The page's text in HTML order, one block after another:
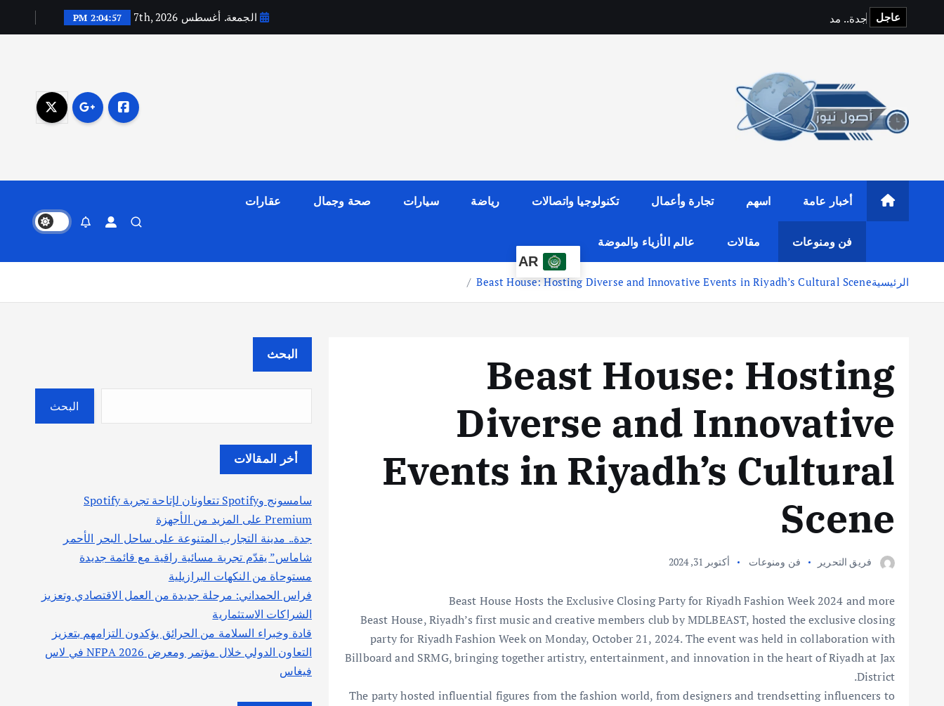
ى
عاجل جدة.
. مد الجمعة. أغسطس 7th, 2026 2:04:57 PM
أخبار عامة اسهم تجارة وأعمال تكنولوجيا واتصالات رياضة سيارات صحة وجمال عقارات
فن ومنوعات مقالات
عالم الأزياء والموضة
AR
الرئيسيةBeast House: Hosting Diverse and Innovative Events in Riyadh’s Cultural Scene
Beast House: Hosting
Diverse and Innovative
Events in Riyadh’s Cultural
Scene
فريق التحرير فن ومنوعات أكتوبر 31, 2024
Beast House Hosts the Exclusive Closing Party for Riyadh Fashion Week 2024 and more
Beast House, Riyadh’s first music and creative members club by MDLBEAST, hosted the exclusive closing
party for Riyadh Fashion Week on Monday, October 21, 2024. The event was held in collaboration with
Billboard and SRMG, bringing together artistry, entertainment, and innovation in the heart of Riyadh at Jax
District.
The party hosted influential figures from the fashion world, from designers and trendsetting influencers to
البحث
البحث
أخر المقالات
سامسونج وSpotify تتعاونان لإتاحة تجربة Spotify
Premium على المزيد من الأجهزة
جدة.. مدينة التجارب المتنوعة على ساحل البحر الأحمر
شاماس” يقدّم تجربة مسائية راقية مع قائمة جديدة
مستوحاة من النكهات البرازيلية
فراس الحمداني: مرحلة جديدة من العمل الاقتصادي وتعزيز
الشراكات الاستثمارية
قادة وخبراء السلامة من الحرائق يؤكدون التزامهم بتعزيز
التعاون الدولي خلال مؤتمر ومعرض NFPA 2026 في لاس
فيغاس